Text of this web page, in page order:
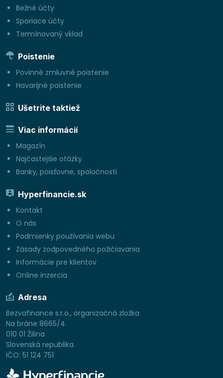
Bežné účty
Sporiace účty
Termínovaný vklad
Poistenie
Povinné zmluvné poistenie
Havarijné poistenie
Ušetrite taktiež
Viac informácií
Magazín
Najčastejšie otázky
Banky, poisťovne, spoločnosti
Hyperfinancie.sk
Kontakt
O nás
Podmienky používania webu
Zásady zodpovedného požičiavania
Informácie pre klientov
Online inzercia
Adresa
Bezvafinance s.r.o., organizačná zložka
Na bráne 8665/4
010 01 Žilina
Slovenská republika
IČO: 51 124 751